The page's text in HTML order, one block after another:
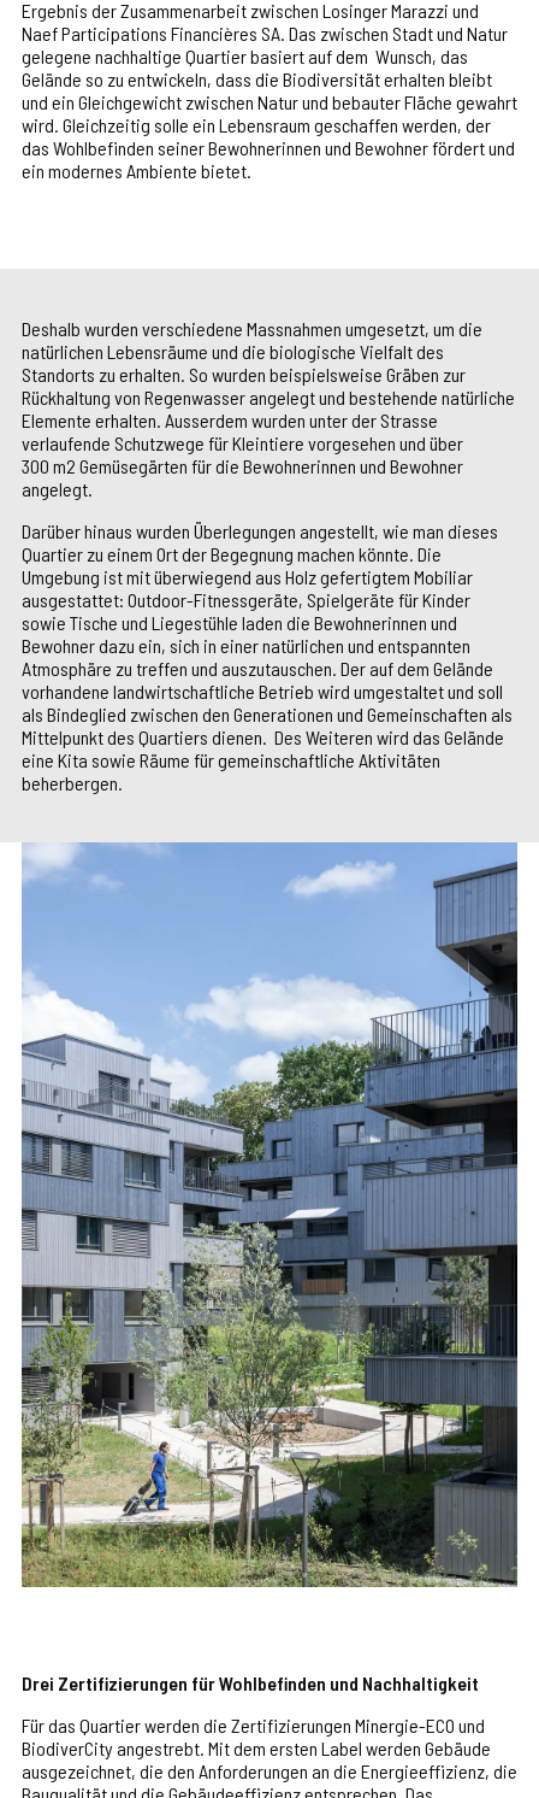
Ergebnis der Zusammenarbeit zwischen Losinger Marazzi und
Naef Participations Financières SA. Das zwischen Stadt und Natur
gelegene nachhaltige Quartier basiert auf dem Wunsch, das
Gelände so zu entwickeln, dass die Biodiversität erhalten bleibt
und ein Gleichgewicht zwischen Natur und bebauter Fläche gewahrt
wird. Gleichzeitig solle ein Lebensraum geschaffen werden, der
das Wohlbefinden seiner Bewohnerinnen und Bewohner fördert und
ein modernes Ambiente bietet.
Deshalb wurden verschiedene Massnahmen umgesetzt, um die
natürlichen Lebensräume und die biologische Vielfalt des
Standorts zu erhalten. So wurden beispielsweise Gräben zur
Rückhaltung von Regenwasser angelegt und bestehende natürliche
Elemente erhalten. Ausserdem wurden unter der Strasse
verlaufende Schutzwege für Kleintiere vorgesehen und über
300 m2 Gemüsegärten für die Bewohnerinnen und Bewohner
angelegt.
Darüber hinaus wurden Überlegungen angestellt, wie man dieses
Quartier zu einem Ort der Begegnung machen könnte. Die
Umgebung ist mit überwiegend aus Holz gefertigtem Mobiliar
ausgestattet: Outdoor-Fitnessgeräte, Spielgeräte für Kinder
sowie Tische und Liegestühle laden die Bewohnerinnen und
Bewohner dazu ein, sich in einer natürlichen und entspannten
Atmosphäre zu treffen und auszutauschen. Der auf dem Gelände
vorhandene landwirtschaftliche Betrieb wird umgestaltet und soll
als Bindeglied zwischen den Generationen und Gemeinschaften als
Mittelpunkt des Quartiers dienen. Des Weiteren wird das Gelände
eine Kita sowie Räume für gemeinschaftliche Aktivitäten
beherbergen.
Drei Zertifizierungen für Wohlbefinden und Nachhaltigkeit
Für das Quartier werden die Zertifizierungen Minergie-ECO und
BiodiverCity angestrebt. Mit dem ersten Label werden Gebäude
ausgezeichnet, die den Anforderungen an die Energieeffizienz, die